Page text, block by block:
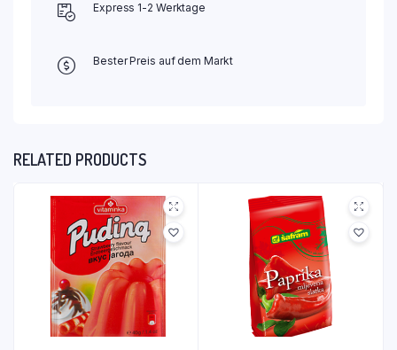
Express 1-2 Werktage
Bester Preis auf dem Markt
RELATED PRODUCTS